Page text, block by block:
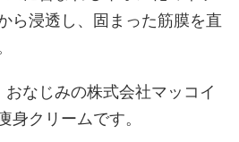
ら浸透し、固まった筋膜を直
おなじみの株式会社マッコイ
身クリームです。